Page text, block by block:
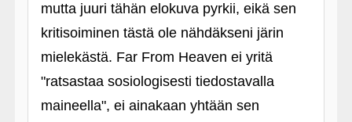
mutta juuri tähän elokuva pyrkii, eikä sen
kritisoiminen tästä ole nähdäkseni järin
mielekästä. Far From Heaven ei yritä
"ratsastaa sosiologisesti tiedostavalla
maineella", ei ainakaan yhtään sen